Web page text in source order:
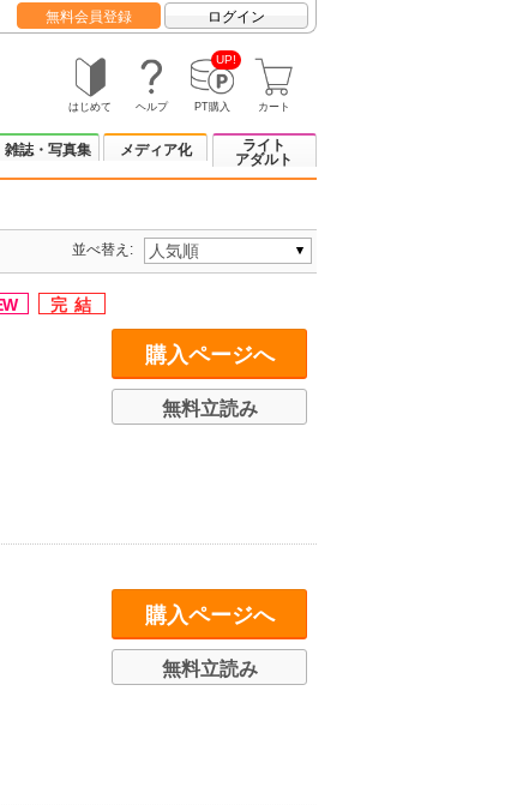
無料会員登録 ログイン
はじめて ヘルプ
UP!
PT購入 カート
雑誌・写真集 メディア化
ライト
アダルト
並べ替え:
購入ページへ
無料立読み
購入ページへ
無料立読み